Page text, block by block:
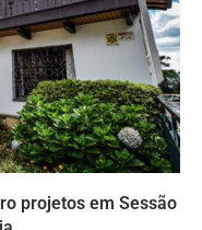
projetos em Sessão